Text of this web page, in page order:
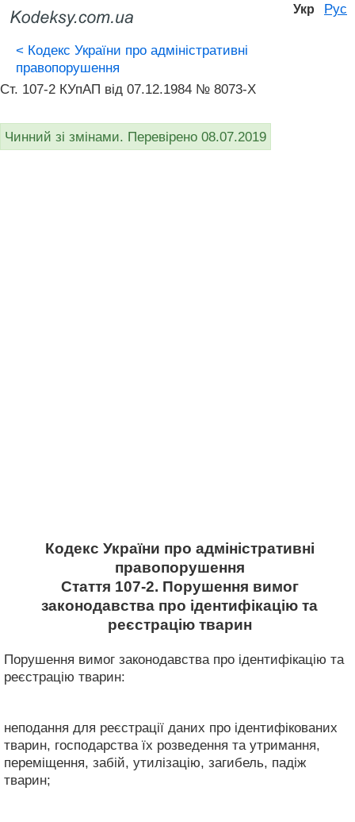
Укр Рус
< Кодекс України про адміністративні
правопорушення
Ст. 107-2 КУпАП вiд 07.12.1984 № 8073-X
Чинний зі змінами. Перевірено 08.07.2019
Кодекс України про адміністративні
правопорушення
Стаття 107-2. Порушення вимог
законодавства про ідентифікацію та
реєстрацію тварин
Порушення вимог законодавства про ідентифікацію та
реєстрацію тварин:
неподання для реєстрації даних про ідентифікованих
тварин, господарства їх розведення та утримання,
переміщення, забій, утилізацію, загибель, падіж
тварин;